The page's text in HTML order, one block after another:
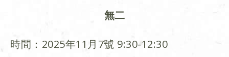
無二
時間：2025年11月7號 9:30-12:30